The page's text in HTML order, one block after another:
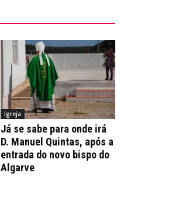
Igreja
Já se sabe para onde irá
D. Manuel Quintas, após a
entrada do novo bispo do
Algarve